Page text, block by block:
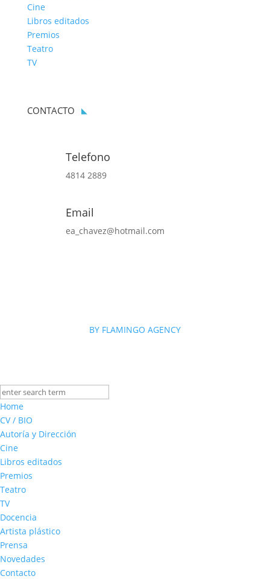
Cine
Libros editados
Premios
Teatro
TV
CONTACTO
Telefono
4814 2889
Email
ea_chavez@hotmail.com
BY FLAMINGO AGENCY
Home
CV / BIO
Autoría y Dirección
Cine
Libros editados
Premios
Teatro
TV
Docencia
Artista plástico
Prensa
Novedades
Contacto